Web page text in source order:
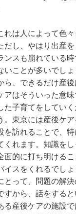
れは人によって色
だし、やはり出産
スも崩れている
いことが多いでし
ら、できるだけ産
はそういった意
子育てをしてい
。東京には産後ケ
を訪れることで、
くれます。知識を
的に打ち明ける
スをくれるでし
って、問題の解
から、話をする
産後ケアの施設